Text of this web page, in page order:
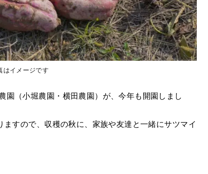
はイメージです
園（小堀農園・横田農園）が、今年も開園しまし
すので、収穫の秋に、家族や友達と一緒にサツマイ